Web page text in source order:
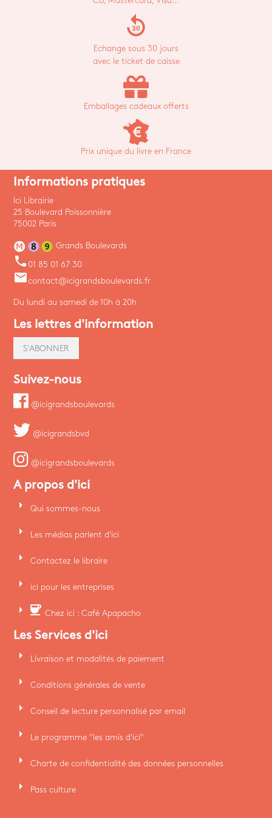
replay_30
Echange sous 30 jours
avec le ticket de caisse
Emballages cadeaux offerts
Prix unique du livre en France
Informations pratiques
Ici Librairie
25 Boulevard Poissonnière
75002 Paris
Grands Boulevards
phone 01 85 01 67 30
emailcontact@icigrandsboulevards.fr
Du lundi au samedi de 10h à 20h
Les lettres d'information
S'ABONNER
Suivez-nous
@icigrandsboulevards
@icigrandsbvd
@icigrandsboulevards
A propos d'ici
arrow_right Qui sommes-nous
arrow_right Les médias parlent d'ici
arrow_right Contactez le libraire
arrow_right ici pour les entreprises
arrow_right coffee Chez ici : Café Apapacho
Les Services d'ici
arrow_right Livraison et modalités de paiement
arrow_right Conditions générales de vente
arrow_right Conseil de lecture personnalisé par email
arrow_right Le programme "les amis d'ici"
arrow_right Charte de confidentialité des données personnelles
arrow_right Pass culture